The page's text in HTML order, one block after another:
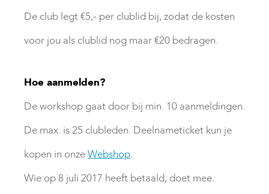
De club legt €5,- per clublid bij, zodat de kosten
voor jou als clublid nog maar €20 bedragen.
Hoe aanmelden?
De workshop gaat door bij min. 10 aanmeldingen.
De max. is 25 clubleden. Deelnameticket kun je
kopen in onzeWebshop.
Wie op 8 juli 2017 heeft betaald, doet mee.